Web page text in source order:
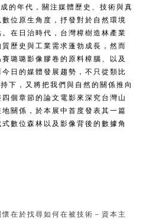
的年代，關注媒體歷史、技術與真
位原生角度，抒發對於自然環境
在日治時代，台灣樟樹造林產業
歷史與工業需求蓬勃成長，然而
璐璐影像膠卷的原料樟腦、以及
日的媒體發展趨勢，不只從類比
下，又將把我們與自然的關係推向
個章節的論文電影來深究台灣山
關係，於本展中首度發表其一篇
數位森林以及影像背後的數據角
在於找尋如何在被技術－資本主